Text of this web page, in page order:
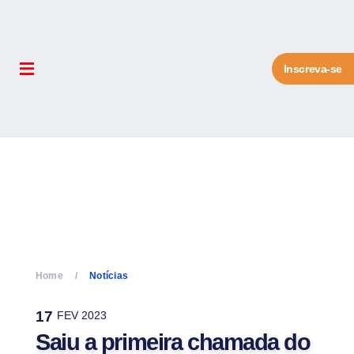
Inscreva-se
Home Notícias
17 FEV 2023
Saiu a primeira chamada do